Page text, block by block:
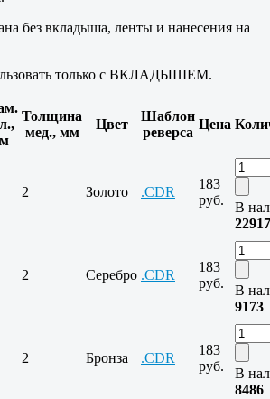
без вкладыша, ленты и нанесения на
только с ВКЛАДЫШЕМ.
Толщина
мед., мм
Цвет
Шаблон
реверса
Цена
2 Золото .CDR
183
руб.
В
22917
2 Серебро .CDR
183
руб.
В
9173
2 Бронза .CDR
183
руб.
В
8486